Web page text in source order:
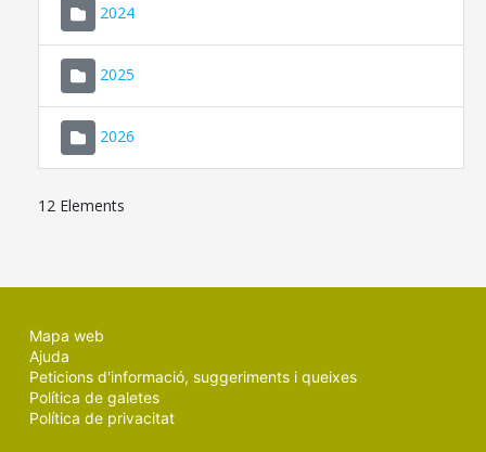
2024
2025
2026
12 Elements
Mapa web
Ajuda
Peticions d'informació, suggeriments i queixes
Política de galetes
Política de privacitat